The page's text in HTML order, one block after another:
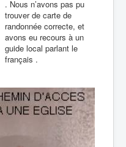
. Nous n’avons pas pu
trouver de carte de
randonnée correcte, et
avons eu recours à un
guide local parlant le
français .